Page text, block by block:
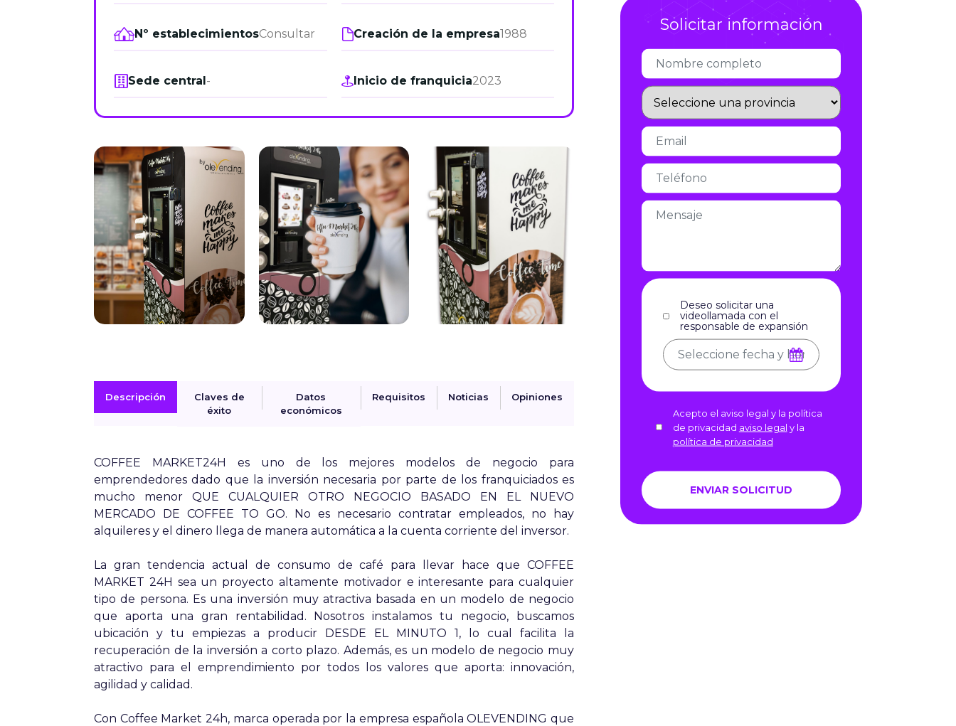
2026 -22 de octubre
Barcelona 2026 2 -
05 de noviembre
VER MÁS
Infórmate
Nº establecimientosConsultar Creación de la empresa1988
Sede central- Inicio de franquicia2023
Descripción
Claves de
éxito
Datos
económicos
Requisitos Noticias Opiniones
COFFEE MARKET24H es uno de los mejores modelos de negocio para
emprendedores dado que la inversión necesaria por parte de los franquiciados es
mucho menor QUE CUALQUIER OTRO NEGOCIO BASADO EN EL NUEVO
MERCADO DE COFFEE TO GO. No es necesario contratar empleados, no hay
alquileres y el dinero llega de manera automática a la cuenta corriente del inversor.
La gran tendencia actual de consumo de café para llevar hace que COFFEE
MARKET 24H sea un proyecto altamente motivador e interesante para cualquier
tipo de persona. Es una inversión muy atractiva basada en un modelo de negocio
que aporta una gran rentabilidad. Nosotros instalamos tu negocio, buscamos
ubicación y tu empiezas a producir DESDE EL MINUTO 1, lo cual facilita la
recuperación de la inversión a corto plazo. Además, es un modelo de negocio muy
atractivo para el emprendimiento por todos los valores que aporta: innovación,
agilidad y calidad.
Con Coffee Market 24h, marca operada por la empresa española OLEVENDING que
Solicitar información
Deseo solicitar una
videollamada con el
responsable de expansión
Acepto el aviso legal y la política
de privacidad aviso legal y la
política de privacidad